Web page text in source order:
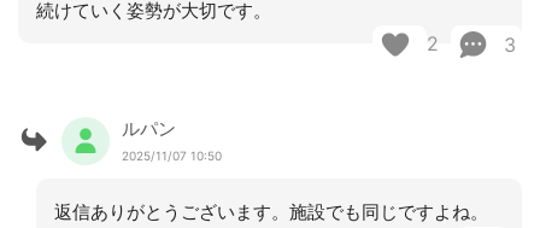
続けていく姿勢が大切です。
2 3
ルパン
2025/11/07 10:50
返信ありがとうございます。施設でも同じですよね。